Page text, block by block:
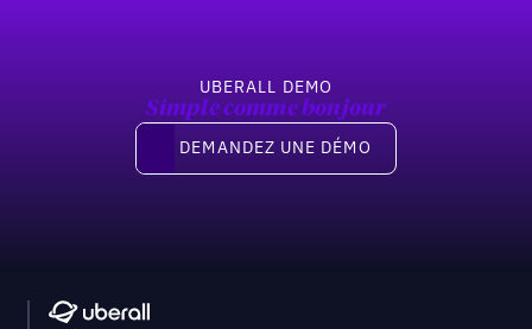
UBERALL DEMO
Simple comme bonjour
Demandez une démo
DEMANDEZ UNE DÉMO